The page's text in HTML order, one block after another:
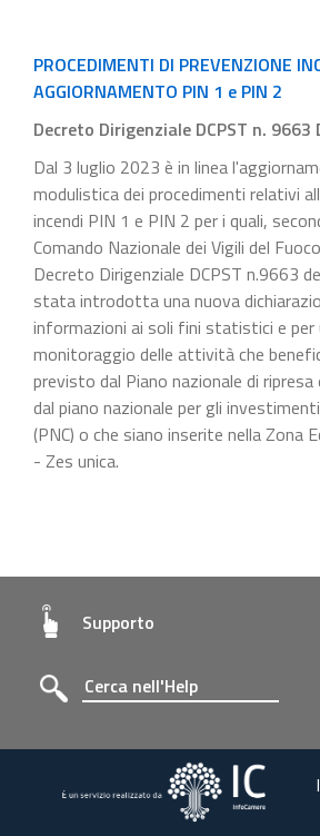
PROCEDIMENTI DI PREVENZIONE
AGGIORNAMENTO PIN 1 e PIN 2
Decreto Dirigenziale DCPST n. 9663
Dal 3 luglio 2023 è in linea
modulistica dei procedimenti relativi
incendi PIN 1 e PIN 2 per i quali,
Comando Nazionale dei Vigili del
Decreto Dirigenziale DCPST n.9663
stata introdotta una nuova
informazioni ai soli fini statistici e per
monitoraggio delle attività che
previsto dal Piano nazionale di ripresa
dal piano nazionale per gli
(PNC) o che siano inserite nella Zona
- Zes unica.
Supporto